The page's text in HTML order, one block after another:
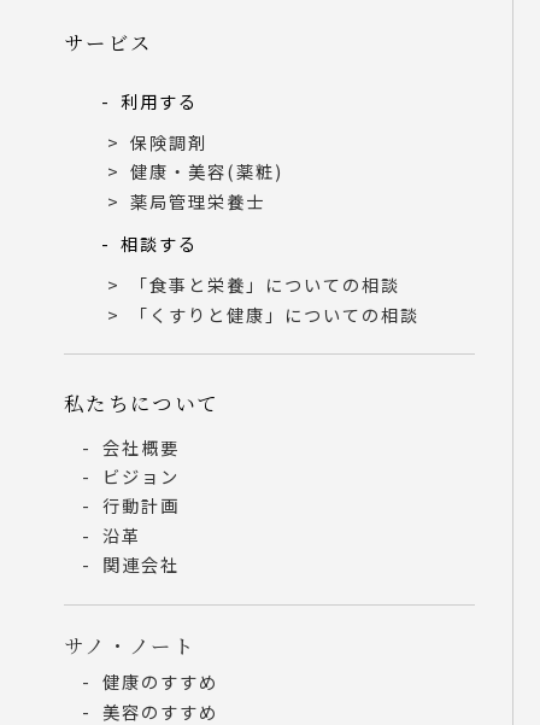
サービス
利用する
保険調剤
健康・美容(薬粧)
薬局管理栄養士
相談する
「食事と栄養」についての相談
「くすりと健康」についての相談
私たちについて
会社概要
ビジョン
行動計画
沿革
関連会社
サノ・ノート
健康のすすめ
美容のすすめ